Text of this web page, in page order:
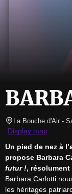
La Bouche d'Air -
Display map
Un pied de nez à
propose Barbara
futur !,
Barbara Carlotti
les héritages